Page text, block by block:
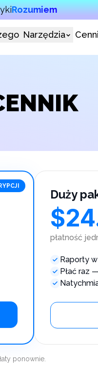
Rozumiem
Narzędzia
Duży
płatność
Raporty
Płać raz
ponownie.